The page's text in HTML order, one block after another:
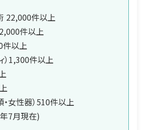
22,000件以上
件以上
件以上
）1,300件以上
女性器）510件以上
7月現在)